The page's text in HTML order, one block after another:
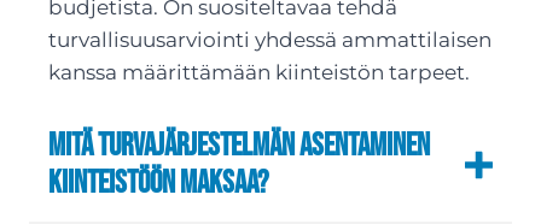
budjetista. On suositeltavaa tehdä
turvallisuusarviointi yhdessä ammattilaisen
kanssa määrittämään kiinteistön tarpeet.
Mitä turvajärjestelmän asentaminen
kiinteistöön maksaa?